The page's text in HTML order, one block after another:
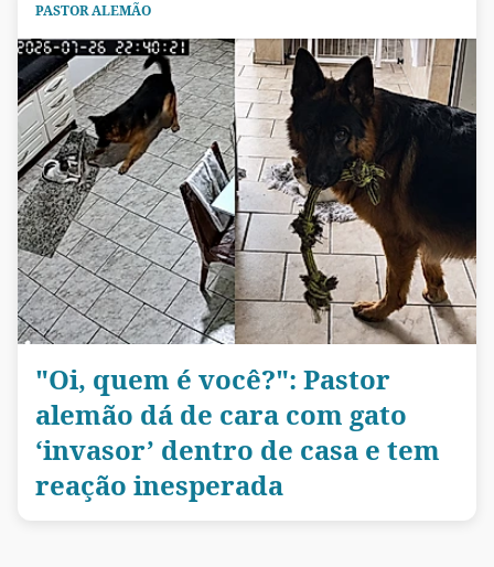
PASTOR ALEMÃO
"Oi, quem é você?": Pastor
alemão dá de cara com gato
‘invasor’ dentro de casa e tem
reação inesperada